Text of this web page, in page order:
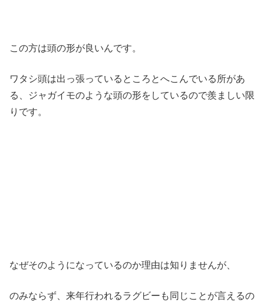
この方は頭の形が良いんです。
ワタシ頭は出っ張っているところとへこんでいる所があ
る、ジャガイモのような頭の形をしているので羨ましい限
りです。
なぜそのようになっているのか理由は知りませんが、
のみならず、来年行われるラグビーも同じことが言えるの